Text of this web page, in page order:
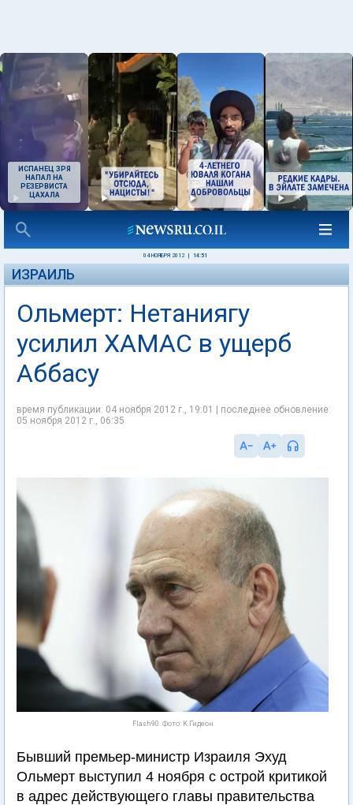
ИСПАНЕЦ ЗРЯ
НАПАЛ НА
РЕЗЕРВИСТА
ЦАХАЛА
04 НОЯБРЯ 2012 14:51
ИЗРАИЛЬ
Ольмерт: Нетаниягу
усилил ХАМАС в ущерб
Аббасу
время публикации: 04 ноября 2012 г., 19:01 | последнее обновление:
05 ноября 2012 г., 06:35
Flash90. Фото: К.Гидеон
Бывший премьер-министр Израиля Эхуд
Ольмерт выступил 4 ноября с острой критикой
в адрес действующего главы правительства